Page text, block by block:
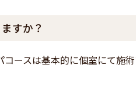
すか？
コースは基本的に個室にて施